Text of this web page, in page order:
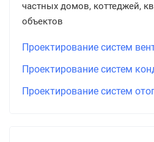
частных домов, коттеджей,
объектов
Проектирование систем
Проектирование систем
Проектирование систем